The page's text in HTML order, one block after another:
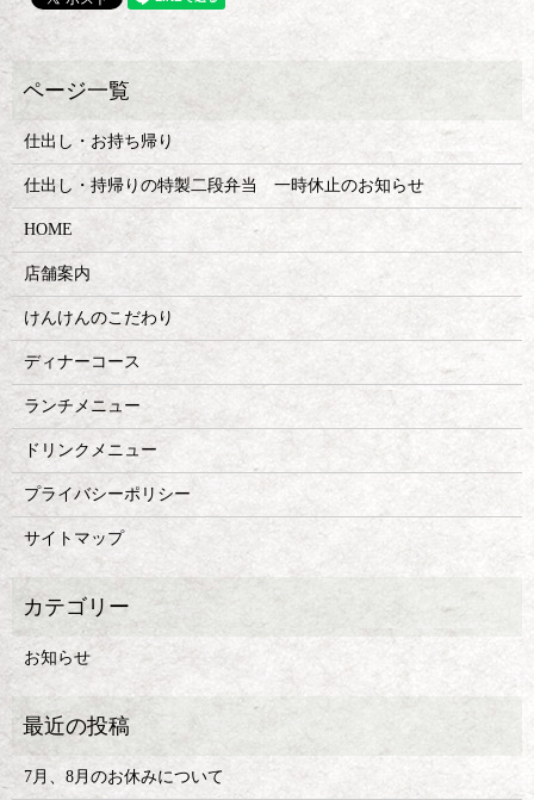
仕出し・お持ち帰り
仕出し・持帰りの特製二段弁当 一時休止のお知らせ
HOME
店舗案内
けんけんのこだわり
ディナーコース
ランチメニュー
ドリンクメニュー
プライバシーポリシー
サイトマップ
お知らせ
7月、8月のお休みについて